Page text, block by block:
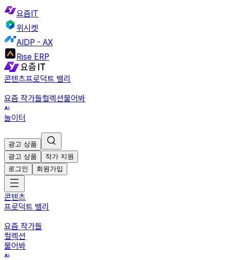
요즘IT
위시켓
AIDP - AX
Rise ERP
콘텐츠프로덕트 밸리
요즘 작가들컬렉션물어봐
놀이터
광고 상품
광고 상품
작가 지원
로그인
회원가입
콘텐츠
프로덕트 밸리
요즘 작가들
컬렉션
물어봐